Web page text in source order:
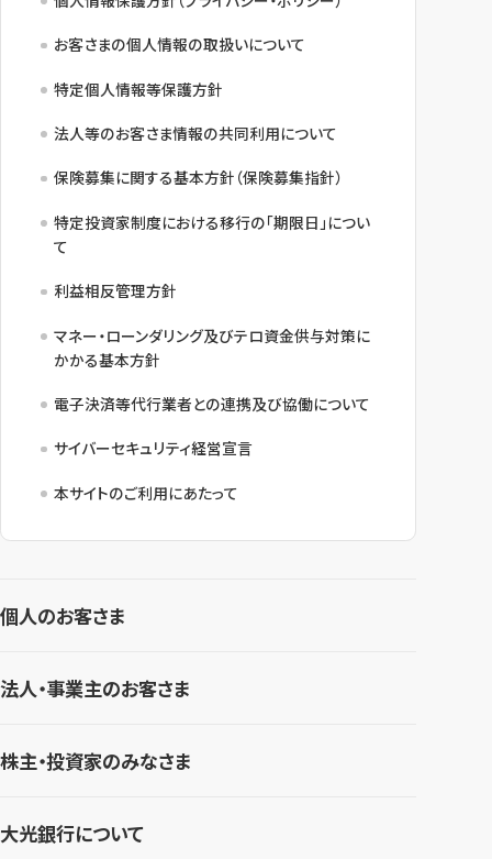
お客さまの個人情報の取扱いについて
特定個人情報等保護方針
法人等のお客さま情報の共同利用について
保険募集に関する基本方針（保険募集指針）
特定投資家制度における移行の「期限日」につい
て
利益相反管理方針
マネー・ローンダリング及びテロ資金供与対策に
かかる基本方針
電子決済等代行業者との連携及び協働について
サイバーセキュリティ経営宣言
本サイトのご利用にあたって
個人のお客さま
法人・事業主のお客さま
株主・投資家のみなさま
大光銀行について